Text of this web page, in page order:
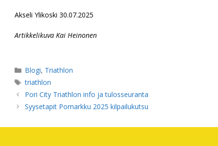
Akseli Ylikoski 30.07.2025
Artikkelikuva Kai Heinonen
Kategoriat
Blogi, Triathlon
Avainsanat
triathlon
Pori City Triathlon info ja tulosseuranta
Syysetapit Pomarkku 2025 kilpailukutsu